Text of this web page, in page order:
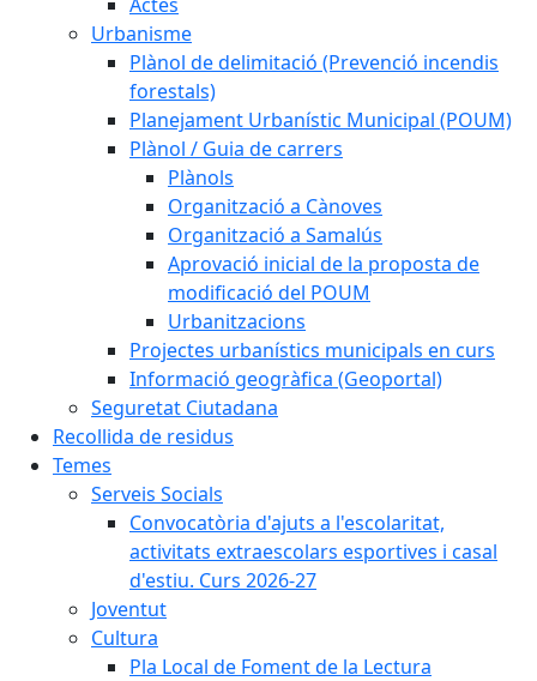
Urbanisme
Plànol de delimitació (Prevenció incendis
forestals)
Planejament Urbanístic Municipal (POUM)
Plànol / Guia de carrers
Plànols
Organització a Cànoves
Organització a Samalús
Aprovació inicial de la proposta de
modificació del POUM
Urbanitzacions
Projectes urbanístics municipals en curs
Informació geogràfica (Geoportal)
Seguretat Ciutadana
Recollida de residus
Temes
Serveis Socials
Convocatòria d'ajuts a l'escolaritat,
activitats extraescolars esportives i casal
d'estiu. Curs 2026-27
Joventut
Cultura
Pla Local de Foment de la Lectura